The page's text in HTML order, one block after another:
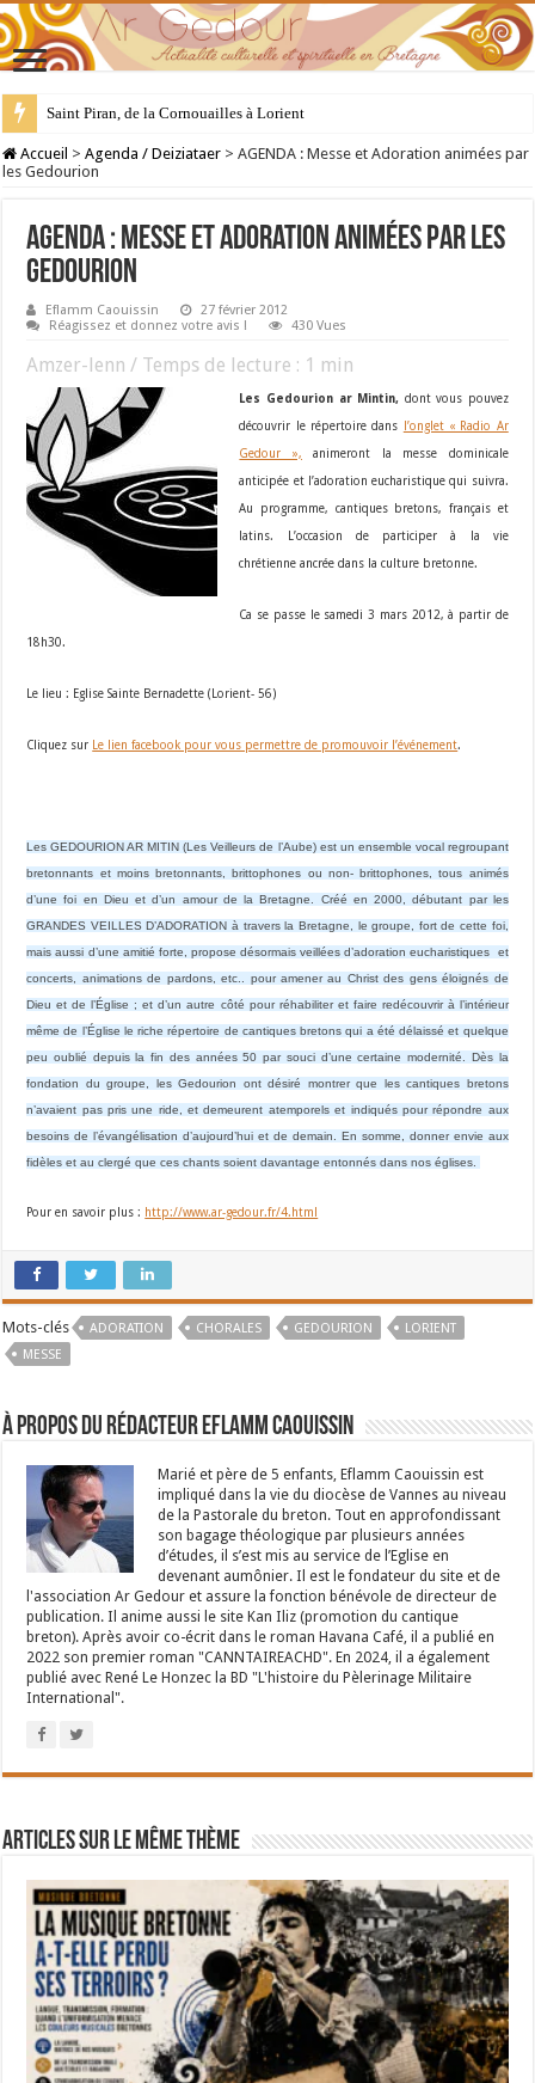
Saint Piran, de la Cornouailles à Lorient
28 juillet : Saint Samson de Dol, père de la Bretagne chrétienne
Accueil > Agenda / Deiziataer > AGENDA : Messe et Adoration animées par
les Gedourion
AGENDA : Messe et Adoration animées par les
Gedourion
Eflamm Caouissin
27 février 2012
Réagissez et donnez votre avis !
430 Vues
Amzer-lenn / Temps de lecture : 1 min
Les Gedourion ar Mintin, dont vous pouvez
découvrir le répertoire dans l’onglet « Radio Ar
Gedour », animeront la messe dominicale
anticipée et l’adoration eucharistique qui suivra.
Au programme, cantiques bretons, français et
latins. L’occasion de participer à la vie
chrétienne ancrée dans la culture bretonne.
Ca se passe le samedi 3 mars 2012, à partir de
18h30.
Le lieu : Eglise Sainte Bernadette (Lorient- 56)
Cliquez sur Le lien facebook pour vous permettre de promouvoir l’événement.
Les GEDOURION AR MITIN (Les Veilleurs de l’Aube) est un ensemble vocal regroupant
bretonnants et moins bretonnants, brittophones ou non- brittophones, tous animés
d’une foi en Dieu et d’un amour de la Bretagne. Créé en 2000, débutant par les
GRANDES VEILLES D’ADORATION à travers la Bretagne, le groupe, fort de cette foi,
mais aussi d’une amitié forte, propose désormais veillées d’adoration eucharistiques et
concerts, animations de pardons, etc.. pour amener au Christ des gens éloignés de
Dieu et de l’Église ; et d’un autre côté pour réhabiliter et faire redécouvrir à l’intérieur
même de l’Église le riche répertoire de cantiques bretons qui a été délaissé et quelque
peu oublié depuis la fin des années 50 par souci d’une certaine modernité. Dès la
fondation du groupe, les Gedourion ont désiré montrer que les cantiques bretons
n’avaient pas pris une ride, et demeurent atemporels et indiqués pour répondre aux
besoins de l’évangélisation d’aujourd’hui et de demain. En somme, donner envie aux
fidèles et au clergé que ces chants soient davantage entonnés dans nos églises.
Pour en savoir plus : http://www.ar-gedour.fr/4.html
Mots-clés ADORATION CHORALES GEDOURION
LORIENT
MESSE
À propos du rédacteur Eflamm Caouissin
Marié et père de 5 enfants, Eflamm Caouissin est
impliqué dans la vie du diocèse de Vannes au niveau
de la Pastorale du breton. Tout en approfondissant
son bagage théologique par plusieurs années
d’études, il s’est mis au service de l’Eglise en
devenant aumônier. Il est le fondateur du site et de
l'association Ar Gedour et assure la fonction bénévole de directeur de
publication. Il anime aussi le site Kan Iliz (promotion du cantique
breton). Après avoir co-écrit dans le roman Havana Café, il a publié en
2022 son premier roman "CANNTAIREACHD". En 2024, il a également
publié avec René Le Honzec la BD "L'histoire du Pèlerinage Militaire
International".
Articles sur le même thème